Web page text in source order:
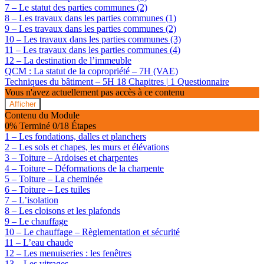
7 – Le statut des parties communes (2)
8 – Les travaux dans les parties communes (1)
9 – Les travaux dans les parties communes (2)
10 – Les travaux dans les parties communes (3)
11 – Les travaux dans les parties communes (4)
12 – La destination de l’immeuble
QCM : La statut de la copropriété – 7H (VAE)
Techniques du bâtiment – 5H 18 Chapitres | 1 Questionnaire
Vous n'avez actuellement pas accès à ce contenu
Afficher
Techniques
du
bâtiment
–
5H
Contenu du Module
0% Terminé 0/18 Étapes
1 – Les fondations, dalles et planchers
2 – Les sols et chapes, les murs et élévations
3 – Toiture – Ardoises et charpentes
4 – Toiture – Déformations de la charpente
5 – Toiture – La cheminée
6 – Toiture – Les tuiles
7 – L’isolation
8 – Les cloisons et les plafonds
9 – Le chauffage
10 – Le chauffage – Règlementation et sécurité
11 – L’eau chaude
12 – Les menuiseries : les fenêtres